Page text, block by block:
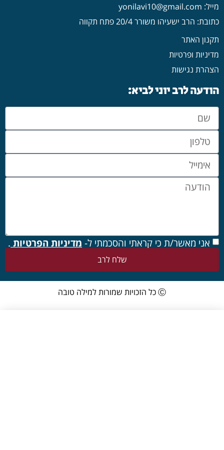
מייל: yonilavi10@gmail.com
כתובת: הרב ישעיהו משורר 20/4 פתח תקווה
תקנון האתר
מדיניות ופרטיות
הצהרת נגישות
הודעה לרב יוני לביא:
אני מאשר/ת כי קראתי והסכמתי ל- מדיניות הפרטיות .
שלח לרב
Ⓒ כל הזכויות שמורות למילה טובה